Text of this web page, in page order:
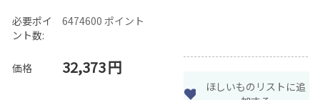
必要ポイ
ント数:
6474600 ポイント
価格 32,373円
ほしいものリストに追